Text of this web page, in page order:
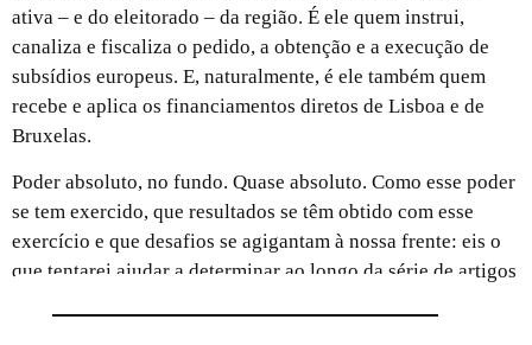
ativa – e do eleitorado – da região. É ele quem instrui,
canaliza e fiscaliza o pedido, a obtenção e a execução de
subsídios europeus. E, naturalmente, é ele também quem
recebe e aplica os financiamentos diretos de Lisboa e de
Bruxelas.
Poder absoluto, no fundo. Quase absoluto. Como esse poder
se tem exercido, que resultados se têm obtido com esse
exercício e que desafios se agigantam à nossa frente: eis o
que tentarei ajudar a determinar ao longo da série de artigos